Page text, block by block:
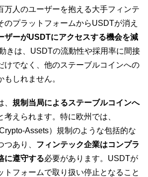
万人のユーザーを抱える大手フィンテ
のプラットフォームからUSDTが消え
ザーがUSDTにアクセスする機会を減
きは、USDTの流動性や採用率に間接
けでなく、他のステーブルコインへの
しれません。
規制当局によるステーブルコインへ
考えられます。特に欧州では、
Assets）規制のような包括的な
あり、 フィンテック企業はコンプラ
に遵守する必要があります。USDTが
トフォームで取り扱い停止となること